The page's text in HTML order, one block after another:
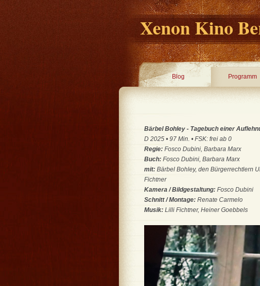
Xenon Kino
Blog Programm
Bärbel Bohley - Tagebuch einer
D 2025 • 97 Min. • FSK: frei ab 0
Regie: Fosco Dubini, Barbara Marx
Buch: Fosco Dubini, Barbara Marx
mit: Bärbel Bohley, den Bürgerrechtlern
Fichtner
Kamera / Bildgestaltung: Fosco Dubini
Schnitt / Montage: Renate Carmelo
Musik: Lilli Fichtner, Heiner Goebbels